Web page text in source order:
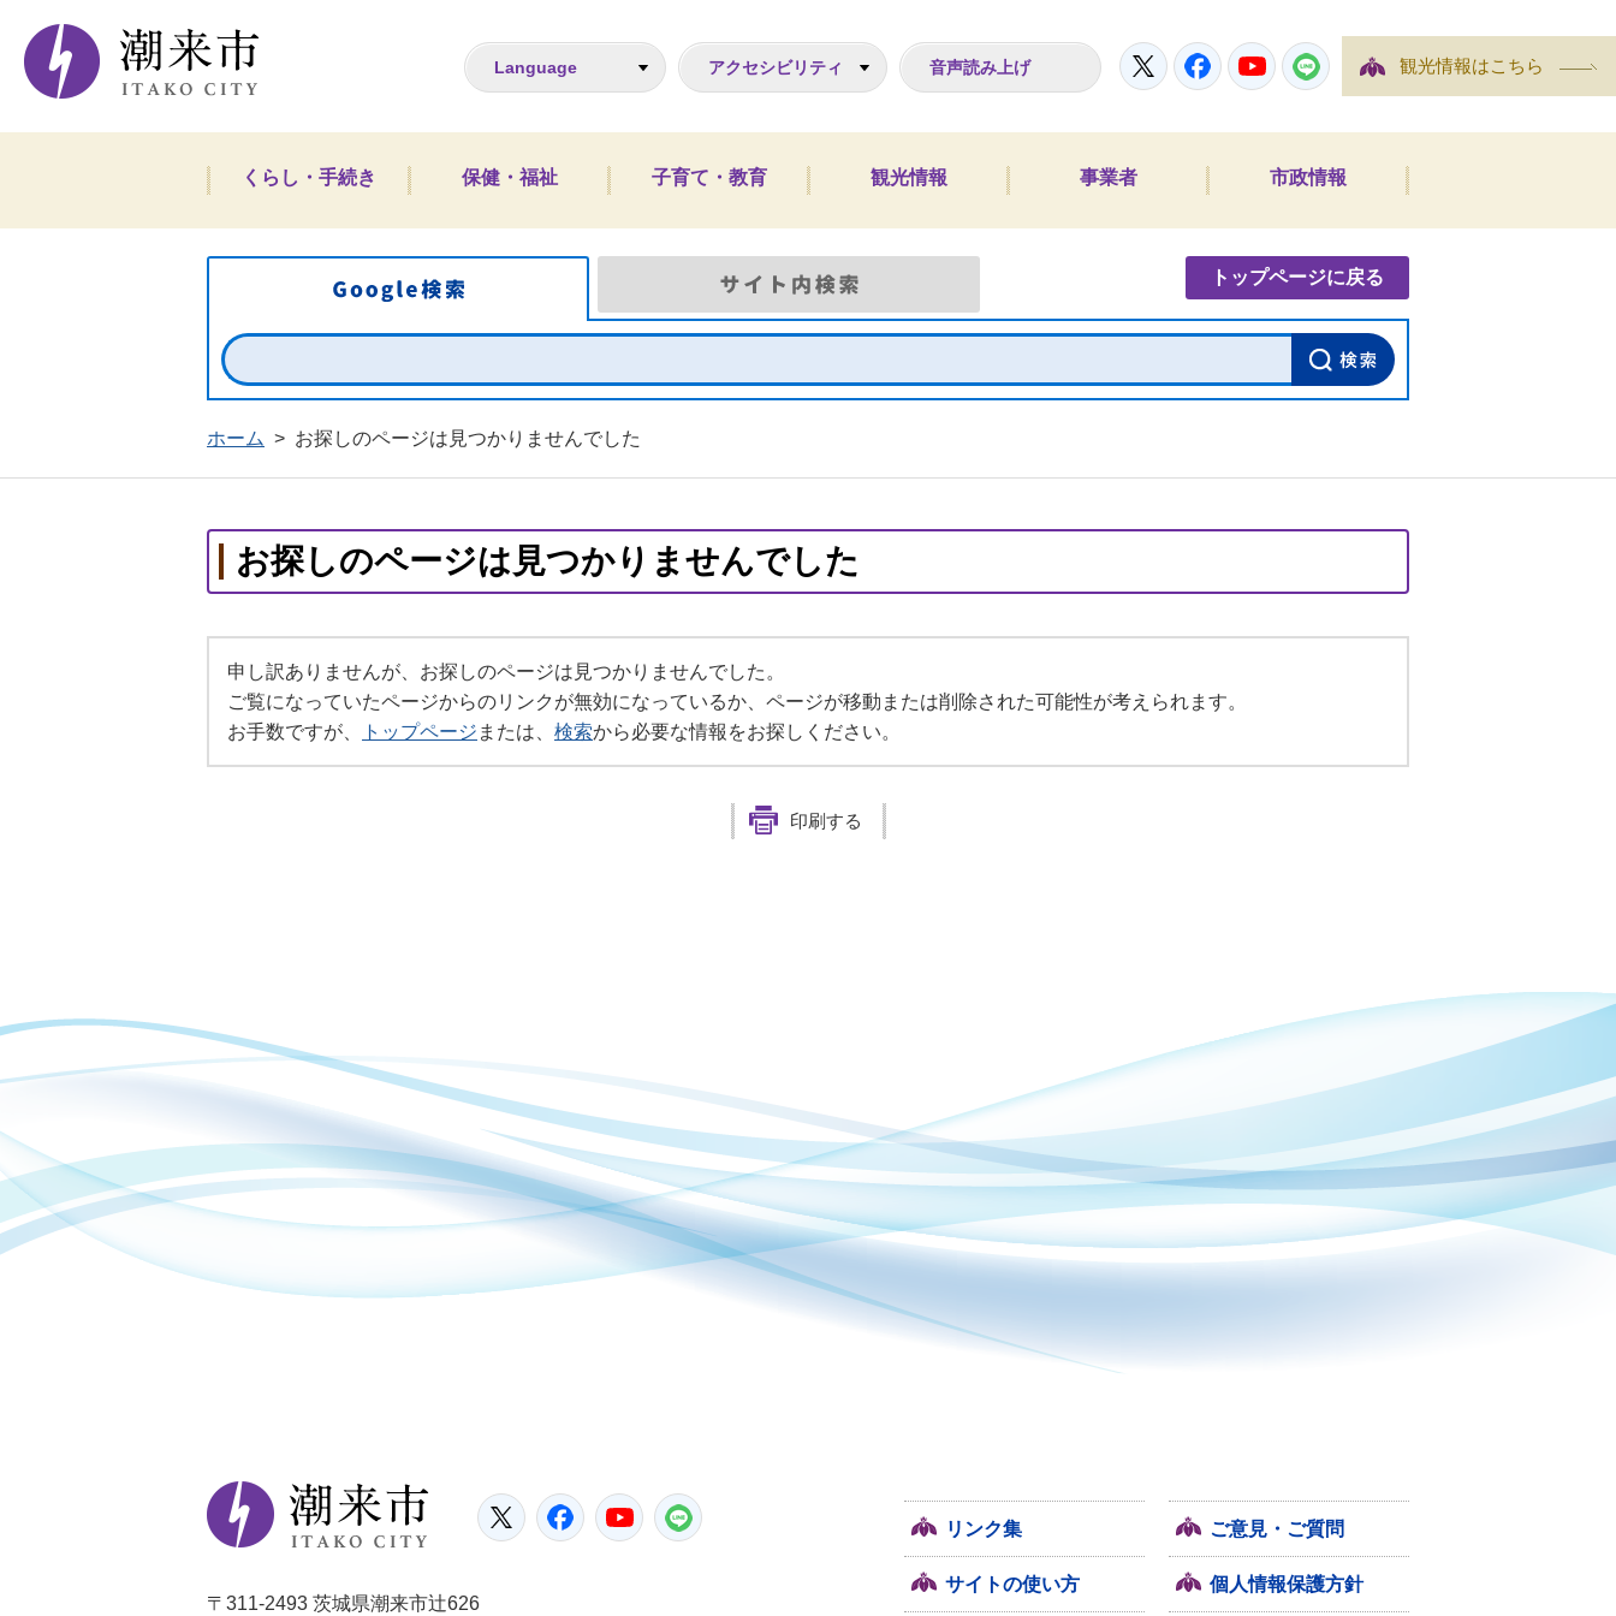
潮来市ホームページ
Language アクセシビリティ 音声読み上げ TwitterFacebookYouTubeLINE 観光情報はこちら
くらし・手続き 保健・福祉 子育て・教育 観光情報 事業者 市政情報
Google検索 トップページに戻る
ホーム > お探しのページは見つかりませんでした
お探しのページは見つかりませんでした
申し訳ありませんが、お探しのページは見つかりませんでした。
ご覧になっていたページからのリンクが無効になっているか、ページが移動または削除された可能性が考えられます。
お手数ですが、
トップページ または、 検索から必要な情報をお探しください。
印刷する
潮来市
Twitter FacebookYouTube
〒311-2493 茨城県潮来市辻626
リンク集 ご意見・ご質問
サイトの使い方 個人情報保護方針